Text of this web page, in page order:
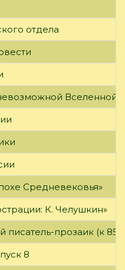
отдела
Вселенной»
Средневековья»
К. Челушкин»
писатель-прозаик (к 85-
8